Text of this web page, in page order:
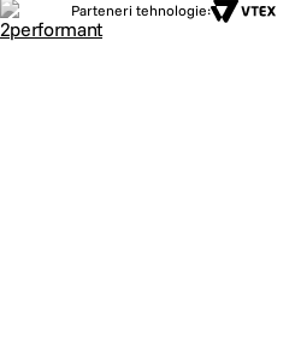
Parteneri tehnologie: